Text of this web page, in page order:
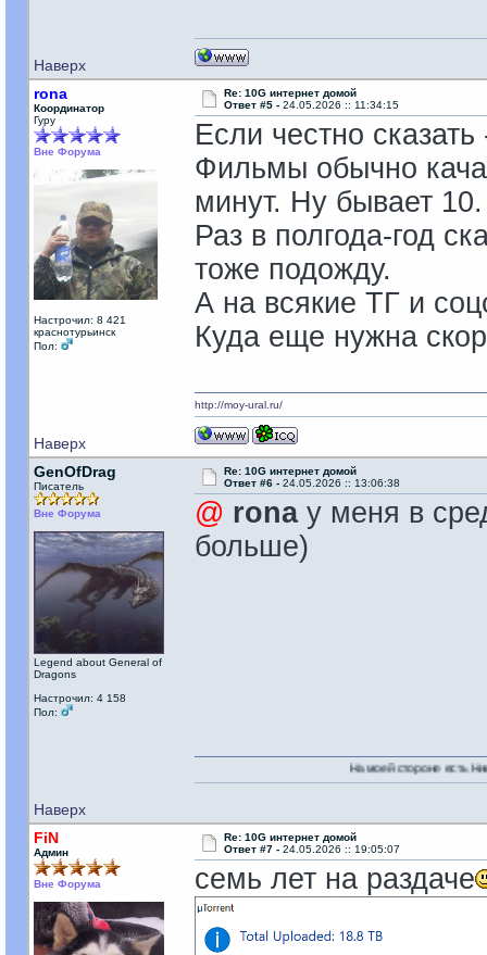
Наверх
rona
Координатор
Гуру
Вне Форума
Настрочил: 8 421
краснотурьинск
Пол:
Re: 10G интернет домой
Ответ #5 - 24.05.2026 :: 11:34:15
Если честно
Фильмы обычно
минут. Ну бывает
Раз в полгода-год
тоже подожду.
А на всякие ТГ и
Куда еще нужна
Наверх
http://moy-ural.ru/
GenOfDrag
Писатель
Вне Форума
Legend about General of
Dragons
Настрочил: 4 158
Пол:
Re: 10G интернет домой
Ответ #6 - 24.05.2026 :: 13:06:38
@ ronaу меня в
больше)
Наверх
На моей стороне есть Никто!
FiN
Админ
Вне Форума
Re: 10G интернет домой
Ответ #7 - 24.05.2026 :: 19:05:07
семь лет на раздаче